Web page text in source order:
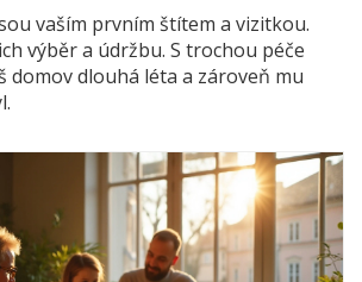
vaším prvním štítem a vizitkou.
výběr a údržbu. S trochou péče
domov dlouhá léta a zároveň mu